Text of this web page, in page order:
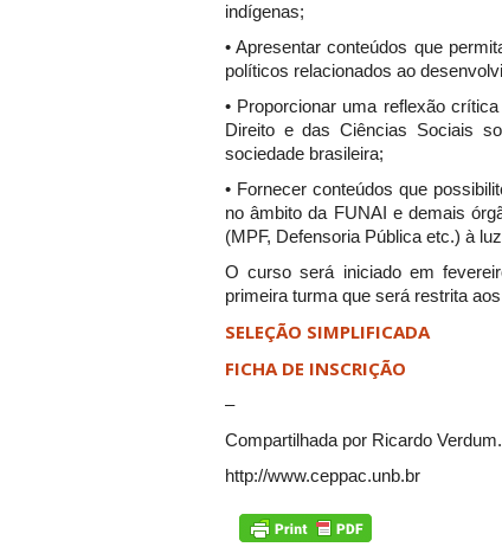
indígenas;
• Apresentar conteúdos que
políticos relacionados ao
• Proporcionar uma reflexão
Direito e das Ciências Sociais
sociedade brasileira;
• Fornecer conteúdos que
no âmbito da FUNAI e demais
(MPF, Defensoria Pública etc.) à
O curso será iniciado em
primeira turma que será restrita
SELEÇÃO SIMPLIFICADA
FICHA DE INSCRIÇÃO
–
Compartilhada por Ricardo Verdum.
http://www.ceppac.unb.br